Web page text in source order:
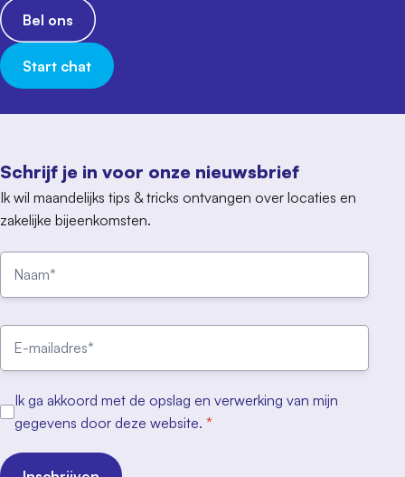
Schrijf je in voor onze nieuwsbrief
Ik wil maandelijks tips & tricks ontvangen over locaties en
zakelijke bijeenkomsten.
Ik ga akkoord met de opslag en verwerking van mijn
gegevens door deze website. *
Bel ons
Start chat